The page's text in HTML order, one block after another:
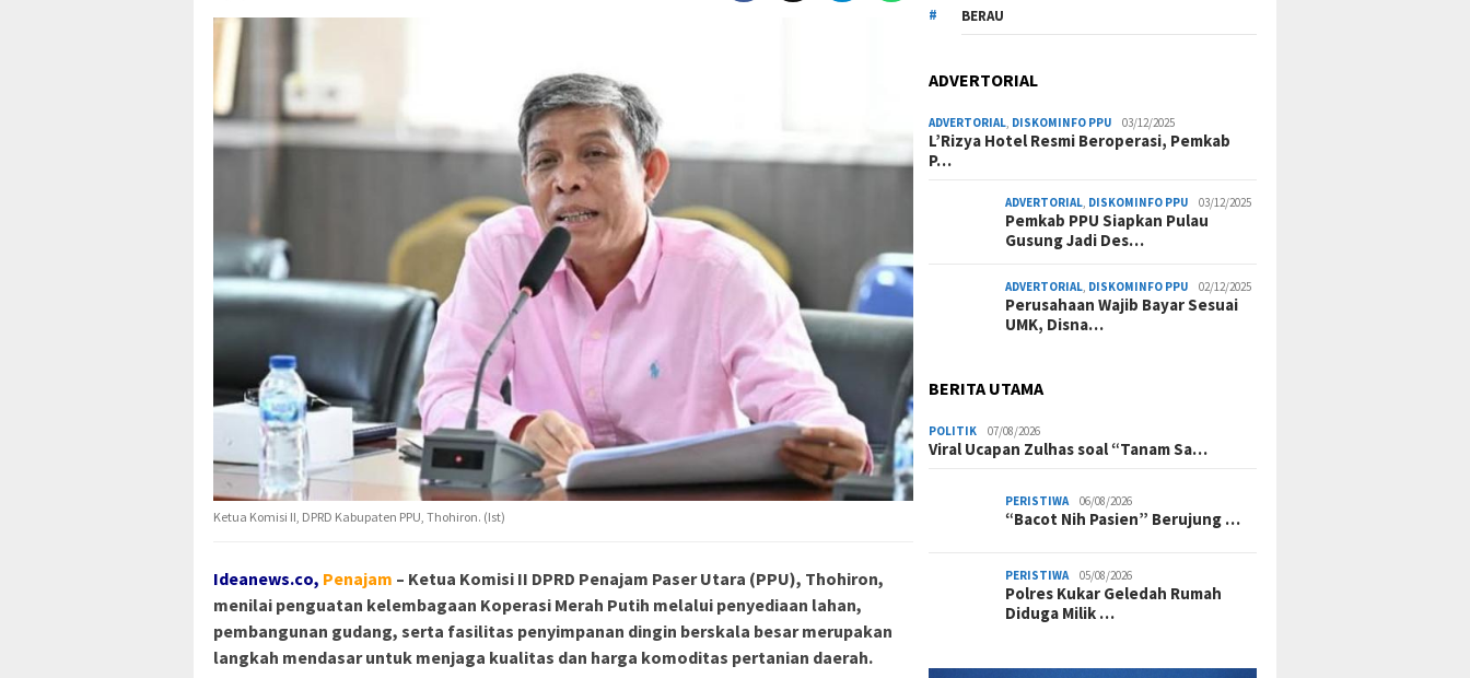
Ketua Komisi II, DPRD Kabupaten PPU, Thohiron. (Ist)
Ideanews.co, Penajam – Ketua Komisi II DPRD Penajam Paser Utara (PPU), Thohiron,
menilai penguatan kelembagaan Koperasi Merah Putih melalui penyediaan lahan,
pembangunan gudang, serta fasilitas penyimpanan dingin berskala besar merupakan
langkah mendasar untuk menjaga kualitas dan harga komoditas pertanian daerah.
BERAU
ADVERTORIAL
ADVERTORIAL, DISKOMINFO PPU 03/12/2025
L’Rizya Hotel Resmi Beroperasi, Pemkab
P…
ADVERTORIAL, DISKOMINFO PPU 03/12/2025
Pemkab PPU Siapkan Pulau
Gusung Jadi Des…
ADVERTORIAL, DISKOMINFO PPU 02/12/2025
Perusahaan Wajib Bayar Sesuai
UMK, Disna…
BERITA UTAMA
POLITIK 07/08/2026
Viral Ucapan Zulhas soal “Tanam Sa…
PERISTIWA 06/08/2026
“Bacot Nih Pasien” Berujung …
PERISTIWA 05/08/2026
Polres Kukar Geledah Rumah
Diduga Milik …